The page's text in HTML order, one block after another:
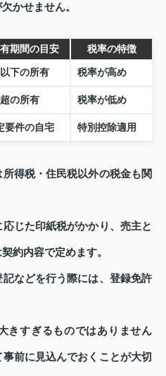
かせません。
期間の目安 税率の特徴
下の所有 税率が高め
の所有 税率が低め
要件の自宅 特別控除適用
得税・住民税以外の税金も関
じた印紙税がかかり、売主と
約内容で定めます。
などを行う際には、登録免許
きすぎるものではありません
前に見込んでおくことが大切